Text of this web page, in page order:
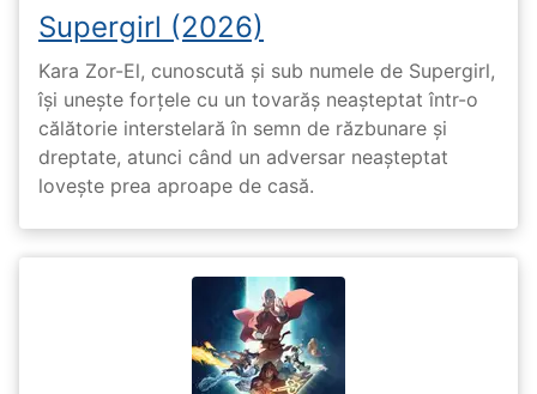
Supergirl (2026)
Kara Zor-El, cunoscută și sub numele de Supergirl,
își unește forțele cu un tovarăș neașteptat într-o
călătorie interstelară în semn de răzbunare și
dreptate, atunci când un adversar neașteptat
lovește prea aproape de casă.